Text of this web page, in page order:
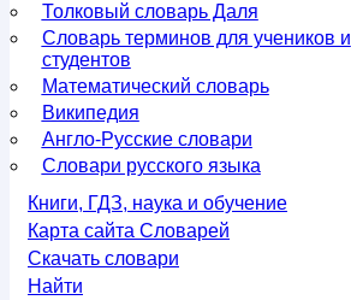
Толковый словарь Даля
Словарь терминов для учеников и
студентов
Математический словарь
Википедия
Англо-Русские словари
Словари русского языка
Книги, ГДЗ, наука и обучение
Карта сайта Словарей
Скачать словари
Найти